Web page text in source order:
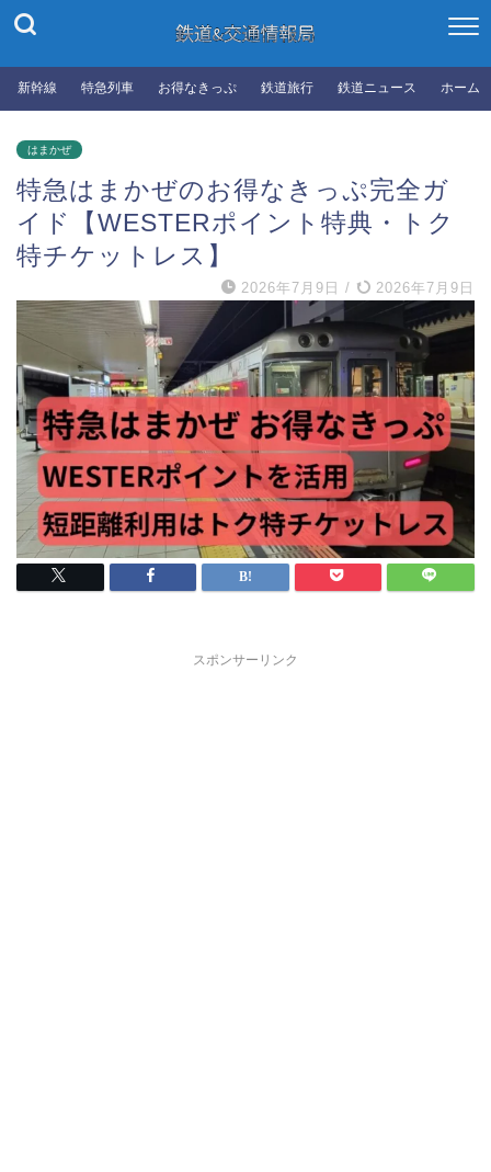
新幹線 特急列車 お得なきっぷ 鉄道旅行 鉄道ニュース ホーム
はまかぜ
特急はまかぜのお得なきっぷ完全ガ
イド【WESTERポイント特典・トク
特チケットレス】
2026年7月9日 / 2026年7月9日
スポンサーリンク